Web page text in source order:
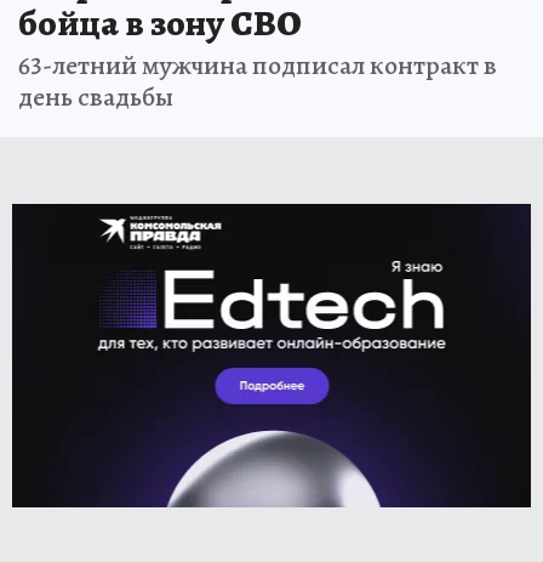
бойца в зону СВО
63-летний мужчина подписал контракт в
день свадьбы